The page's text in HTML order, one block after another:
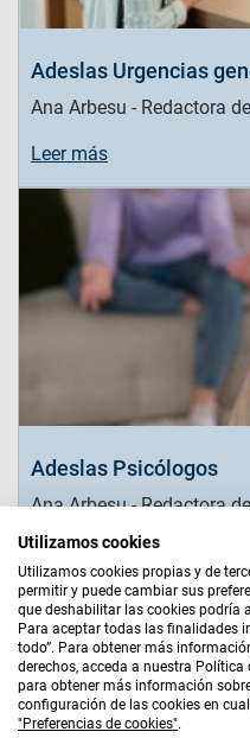
Adeslas Urgencias
Ana Arbesu - Redactora
Leer más
Adeslas Psicólogos
Ana Arbesu - Redactora
Leer más
AGENTE EXCLUSIVO
Aviso Legal | Bases
Política de Privacidad |
Utilizamos cookies
Utilizamos cookies propias y de
permitir y puede cambiar sus
que deshabilitar las cookies podría
Para aceptar todas las finalidades
todo”. Para obtener más
derechos, acceda a nuestra
para obtener más información
configuración de las cookies en
"Preferencias de cookies".